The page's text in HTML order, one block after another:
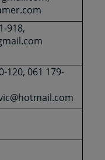
918,
120, 061 179-